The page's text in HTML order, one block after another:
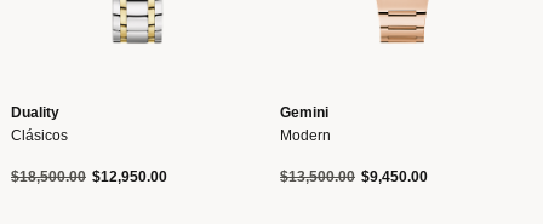
Duality
Clásicos
Precio reducido de
$18,500.00a$12,950.00
Gemini
Modern
Precio reducido de
$13,500.00a$9,450.00